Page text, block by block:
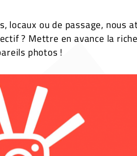
ou de passage, nous
? Mettre en avance la
photos !